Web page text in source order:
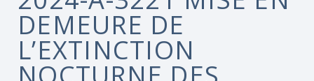
DEMEURE DE
L’EXTINCTION